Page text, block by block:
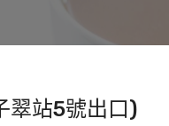
翠站5號出口)